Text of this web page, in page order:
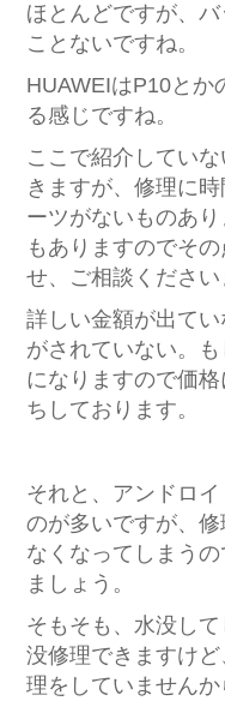
ほとんどですが、
ことないですね。
HUAWEIはP10とか
る感じですね。
ここで紹介してい
きますが、修理に
ーツがないものあ
もありますのでそ
せ、ご相談ください
詳しい金額が出て
がされていない。
になりますので価
ちしております。
それと、アンドロ
のが多いですが、
なくなってしまう
ましょう。
そもそも、水没し
没修理できますけ
理をしていませんか